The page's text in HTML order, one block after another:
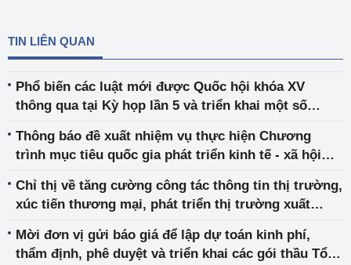
TIN LIÊN QUAN
Phổ biến các luật mới được Quốc hội khóa XV
thông qua tại Kỳ họp lần 5 và triển khai một số
Thông báo đề xuất nhiệm vụ thực hiện Chương
trình mục tiêu quốc gia phát triển kinh tế - xã hội
Chỉ thị về tăng cường công tác thông tin thị trường,
xúc tiến thương mại, phát triển thị trường xuất
giai đoạn hiện nay
Mời đơn vị gửi báo giá để lập dự toán kinh phí,
thẩm định, phê duyệt và triển khai các gói thầu Tổ